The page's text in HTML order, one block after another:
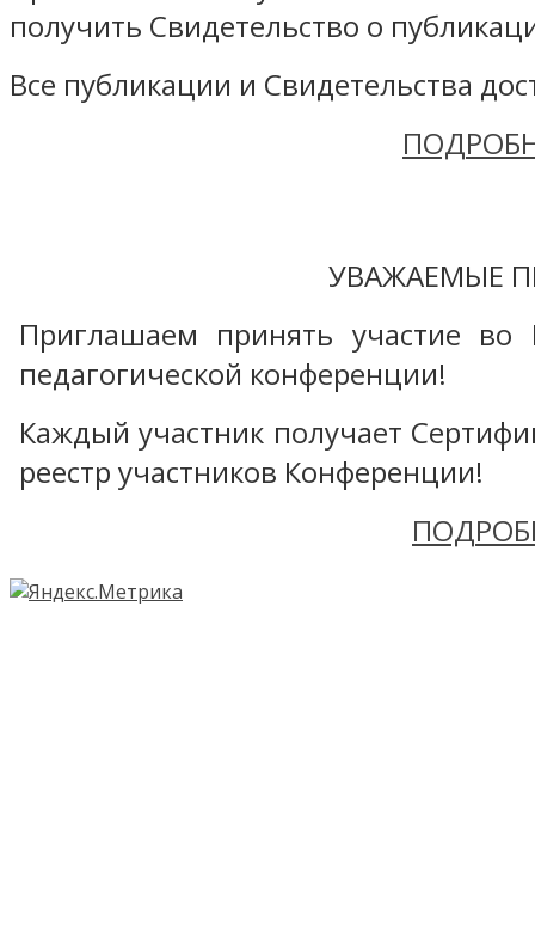
получить Свидетельство о
Все публикации и Свидетельства
УВАЖАЕМЫЕ
Приглашаем принять участие во
педагогической конференции!
Каждый участник получает
реестр участников Конференции!